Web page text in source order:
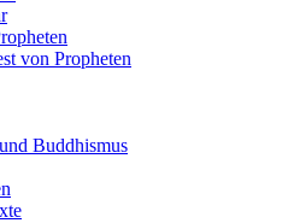
von Propheten
Buddhismus